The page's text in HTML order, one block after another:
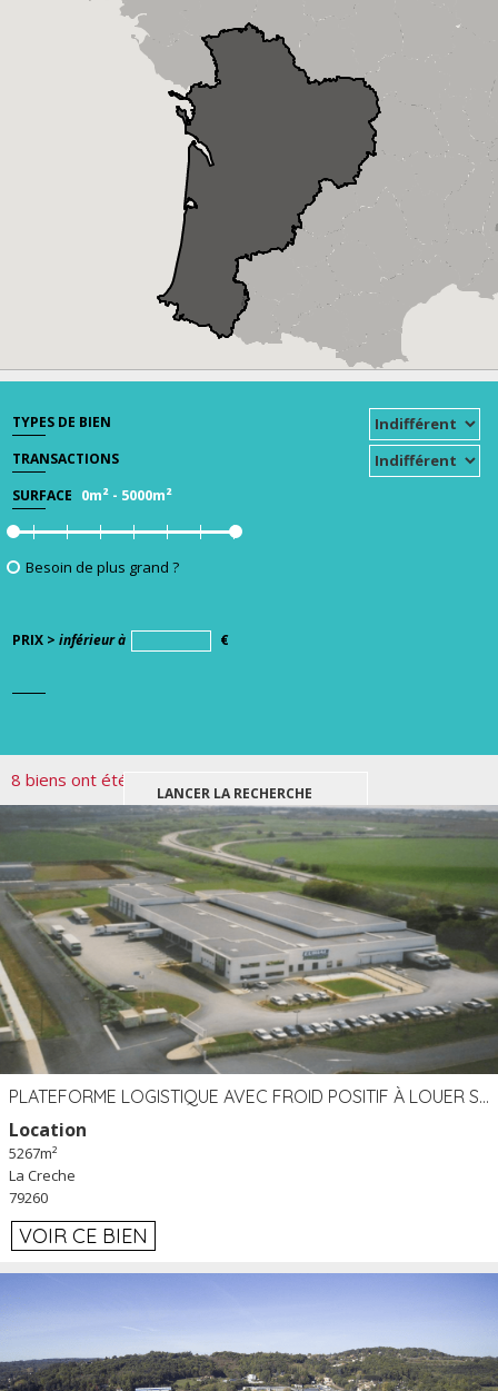
TYPES DE BIEN
TRANSACTIONS
SURFACE 0m² - 5000m²
Besoin de plus grand ?
PRIX > inférieur à €
8 biens ont été trouvés pour votre recherche.
PLATEFORME LOGISTIQUE AVEC FROID POSITIF À LOUER SECTEUR NIORT (79)
Location
5267m²
La Creche
79260
VOIR CE BIEN